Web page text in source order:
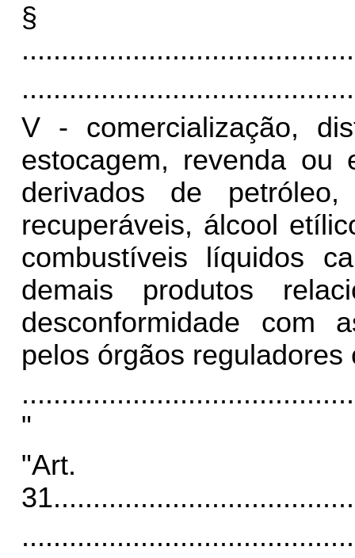
§
V - comercialização,
estocagem, revenda ou
derivados de
recuperáveis, álcool
combustíveis líquidos
demais produtos
desconformidade com
pelos órgãos reguladores
"
"Art.
31